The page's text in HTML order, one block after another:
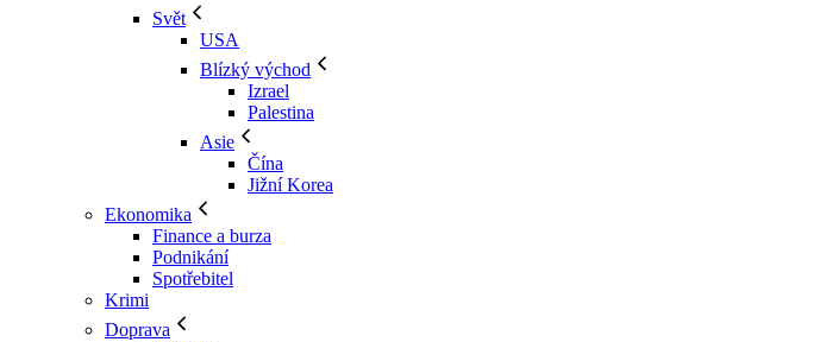
Svět
USA
Blízký východ
Izrael
Palestina
Asie
Čína
Jižní Korea
Ekonomika
Finance a burza
Podnikání
Spotřebitel
Krimi
Doprava